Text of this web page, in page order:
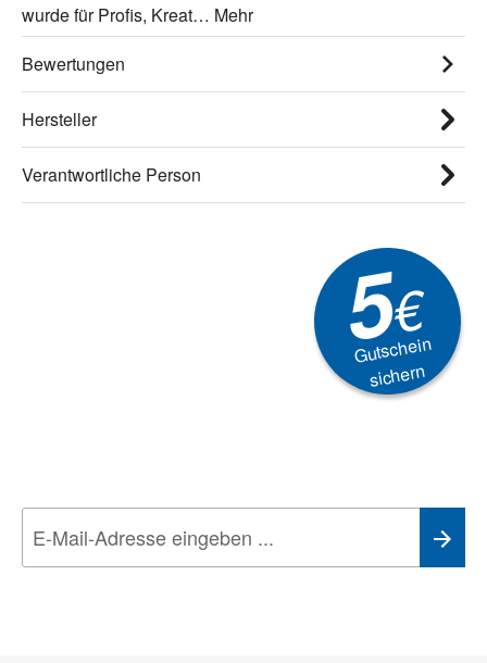
wurde für Profis, Kreat… Mehr
Bewertungen
Hersteller
Verantwortliche Person
5€
Gutschein
sichern